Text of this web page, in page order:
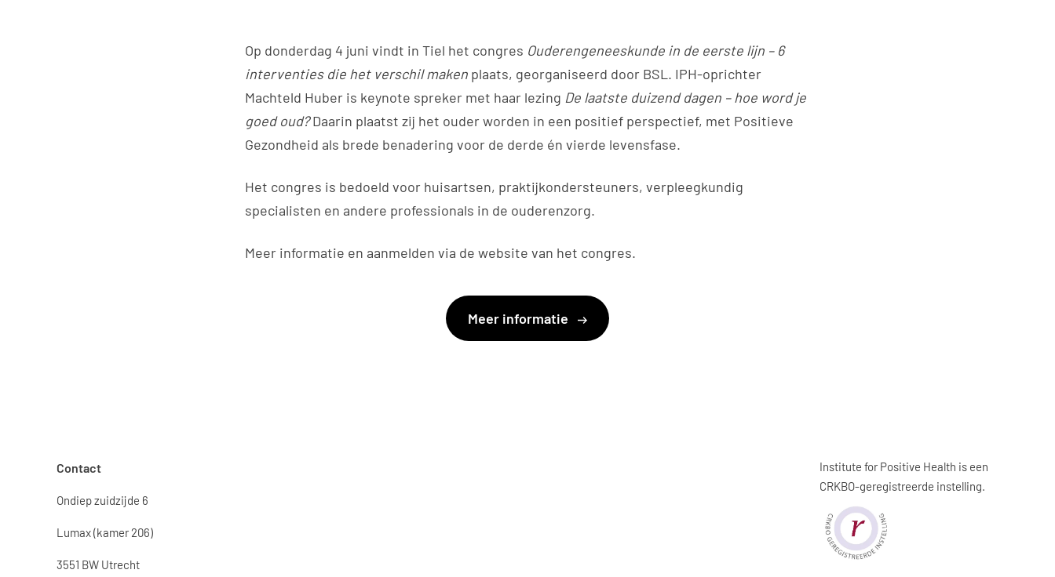
Op donderdag 4 juni vindt in Tiel het congres Ouderengeneeskunde in de eerste lijn – 6
interventies die het verschil maken plaats, georganiseerd door BSL. IPH-oprichter
Machteld Huber is keynote spreker met haar lezing De laatste duizend dagen – hoe word je
goed oud?Daarin plaatst zij het ouder worden in een positief perspectief, met Positieve
Gezondheid als brede benadering voor de derde én vierde levensfase.
Het congres is bedoeld voor huisartsen, praktijkondersteuners, verpleegkundig
specialisten en andere professionals in de ouderenzorg.
Meer informatie en aanmelden via de website van het congres.
Meer informatie
Contact
Ondiep zuidzijde 6
Lumax (kamer 206)
3551 BW Utrecht
Institute for Positive Health is een
CRKBO-geregistreerde instelling.